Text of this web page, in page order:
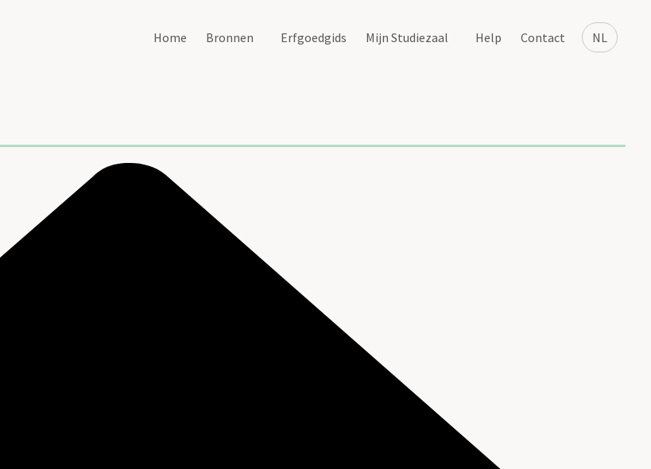
NL
Home Bronnen Erfgoedgids Mijn Studiezaal Help Contact